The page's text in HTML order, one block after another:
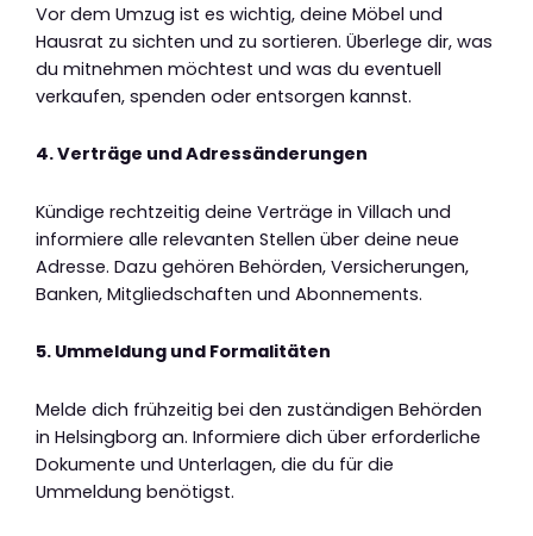
Vor dem Umzug ist es wichtig, deine Möbel und
Hausrat zu sichten und zu sortieren. Überlege dir, was
du mitnehmen möchtest und was du eventuell
verkaufen, spenden oder entsorgen kannst.
4. Verträge und Adressänderungen
Kündige rechtzeitig deine Verträge in Villach und
informiere alle relevanten Stellen über deine neue
Adresse. Dazu gehören Behörden, Versicherungen,
Banken, Mitgliedschaften und Abonnements.
5. Ummeldung und Formalitäten
Melde dich frühzeitig bei den zuständigen Behörden
in Helsingborg an. Informiere dich über erforderliche
Dokumente und Unterlagen, die du für die
Ummeldung benötigst.